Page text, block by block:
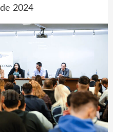
2024